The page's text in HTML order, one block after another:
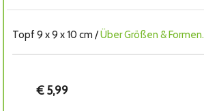
Topf 9 x 9 x 10 cm /Über Größen & Formen.
€ 5,99